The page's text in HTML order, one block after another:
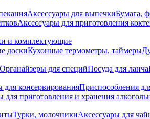
Аксессуары для выпечкиБумага,
Аксессуары для приготовления
и комплектующие
доскиКухонные термометры, таймеры
Органайзеры для специйПосуда для ланча
для консервированияПриспособления
для приготовления и хранения
Турки, молочникиАксессуары для